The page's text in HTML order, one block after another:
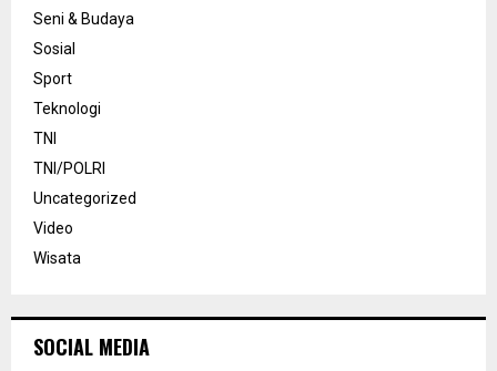
Seni & Budaya
Sosial
Sport
Teknologi
TNI
TNI/POLRI
Uncategorized
Video
Wisata
SOCIAL MEDIA